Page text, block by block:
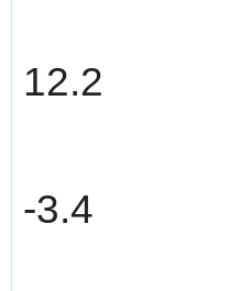
12.2
-3.4